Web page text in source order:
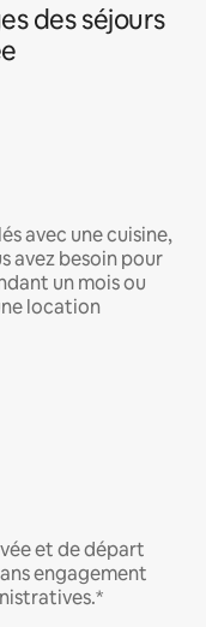
des séjours
avec une cuisine,
avez besoin pour
un mois ou
location
et de départ
engagement